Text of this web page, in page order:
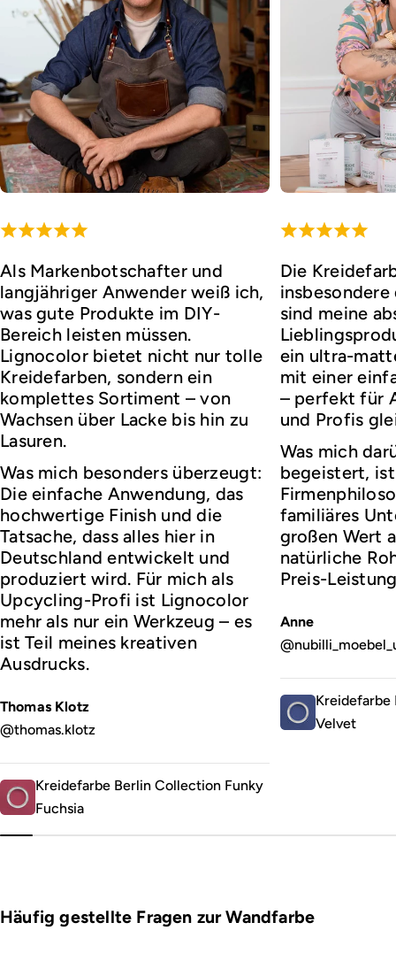
Als Markenbotschafter und
langjähriger Anwender weiß ich,
was gute Produkte im DIY-
Bereich leisten müssen.
Lignocolor bietet nicht nur tolle
Kreidefarben, sondern ein
komplettes Sortiment – von
Wachsen über Lacke bis hin zu
Lasuren.
Was mich besonders überzeugt:
Die einfache Anwendung, das
hochwertige Finish und die
Tatsache, dass alles hier in
Deutschland entwickelt und
produziert wird. Für mich als
Upcycling-Profi ist Lignocolor
mehr als nur ein Werkzeug – es
ist Teil meines kreativen
Ausdrucks.
Thomas Klotz
@thomas.klotz
Kreidefarbe Berlin Collection Funky
Fuchsia
Die
sind meine
ein ultra-
mit einer
– perfekt für
und Profis
Was mich
begeistert,
familiäres
großen Wert
natürliche
Preis-
Anne
Kreidefarbe
Velvet
Häufig gestellte Fragen zur Wandfarbe